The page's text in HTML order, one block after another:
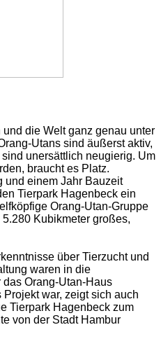
die Welt ganz genau unter
Utans sind äußerst aktiv,
unersättlich neugierig. Um
braucht es Platz.
und einem Jahr Bauzeit
Tierpark Hagenbeck ein
Orang-Utan-Gruppe
Kubikmeter großes,
über Tierzucht und
waren in die
Orang-Utan-Haus
war, zeigt sich auch
Tierpark Hagenbeck zum
von der Stadt Hambur